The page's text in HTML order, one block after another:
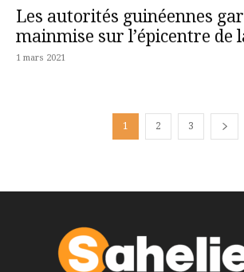
Les autorités guinéennes
mainmise sur l’épicentre de
1 mars 2021
1 2 3